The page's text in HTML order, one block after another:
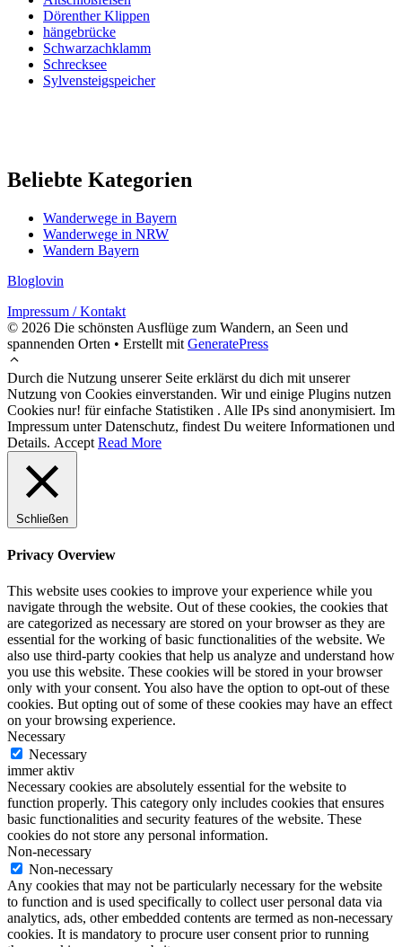
Dörenther Klippen
hängebrücke
Schwarzachklamm
Schrecksee
Sylvensteigspeicher
Beliebte Kategorien
Wanderwege in Bayern
Wanderwege in NRW
Wandern Bayern
Bloglovin
Impressum / Kontakt
© 2026 Die schönsten Ausflüge zum Wandern, an Seen und
spannenden Orten • Erstellt mit GeneratePress
Durch die Nutzung unserer Seite erklärst du dich mit unserer
Nutzung von Cookies einverstanden. Wir und einige Plugins nutzen
Cookies nur! für einfache Statistiken . Alle IPs sind anonymisiert. Im
Impressum unter Datenschutz, findest Du weitere Informationen und
Details. Accept Read More
Schließen
Privacy Overview
This website uses cookies to improve your experience while you
navigate through the website. Out of these cookies, the cookies that
are categorized as necessary are stored on your browser as they are
essential for the working of basic functionalities of the website. We
also use third-party cookies that help us analyze and understand how
you use this website. These cookies will be stored in your browser
only with your consent. You also have the option to opt-out of these
cookies. But opting out of some of these cookies may have an effect
on your browsing experience.
Necessary
Necessary
immer aktiv
Necessary cookies are absolutely essential for the website to
function properly. This category only includes cookies that ensures
basic functionalities and security features of the website. These
cookies do not store any personal information.
Non-necessary
Non-necessary
Any cookies that may not be particularly necessary for the website
to function and is used specifically to collect user personal data via
analytics, ads, other embedded contents are termed as non-necessary
cookies. It is mandatory to procure user consent prior to running